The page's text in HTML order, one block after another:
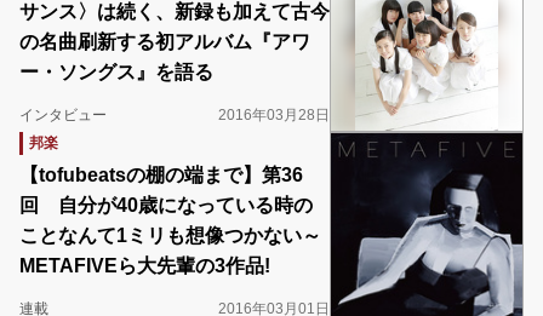
サンス〉は続く、新録も加えて古今
の名曲刷新する初アルバム『アワ
ー・ソングス』を語る
インタビュー
2016年03月28日
邦楽
【tofubeatsの棚の端まで】第36
回 自分が40歳になっている時の
ことなんて1ミリも想像つかない～
METAFIVEら大先輩の3作品!
連載
2016年03月01日